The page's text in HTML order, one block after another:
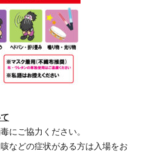
にご協力ください。
などの症状がある方は入場をお